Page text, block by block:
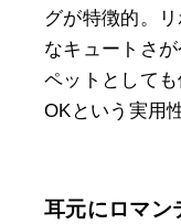
グが特徴的。
なキュートさ
ペットとして
OKという実用
耳元にロマン